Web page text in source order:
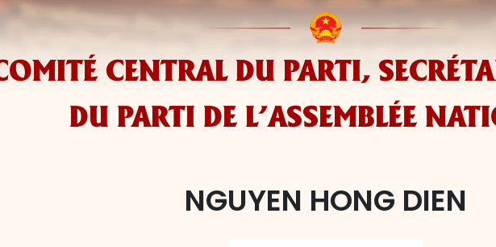
CENTRAL DU PARTI,
DU PARTI DE L’ASSEMBLÉE
NGUYEN HONG DIEN